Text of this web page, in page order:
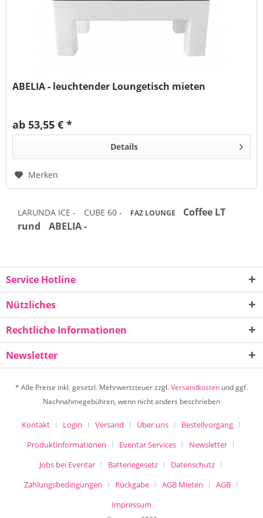
ABELIA - leuchtender Loungetisch mieten
ab 53,55 € *
Details
Merken
LARUNDA ICE - CUBE 60 - FAZ LOUNGE
Coffee LT
rund
ABELIA -
Service Hotline
Nützliches
Rechtliche Informationen
Newsletter
* Alle Preise inkl. gesetzl. Mehrwertsteuer zzgl.Versandkosten und ggf.
Nachnahmegebühren, wenn nicht anders beschrieben
Kontakt Login Versand Über uns
Bestellvorgang
Produktinformationen
Eventar Services
Newsletter
Jobs bei Eventar
Batteriegesetz
Datenschutz
Zahlungsbedingungen
Rückgabe AGB Mieten
AGB
Impressum